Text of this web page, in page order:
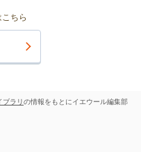
ちら
ブラリの情報をもとにイエウール編集部